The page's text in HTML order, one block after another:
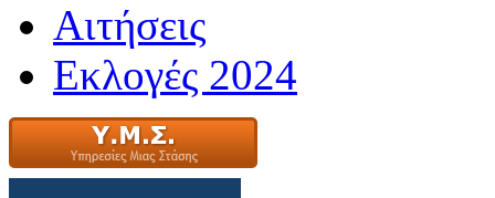
Αιτήσεις
Εκλογές 2024